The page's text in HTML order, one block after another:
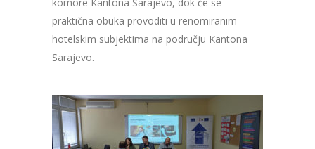
praktična obuka provoditi u renomiranim
hotelskim subjektima na području Kantona
Sarajevo.